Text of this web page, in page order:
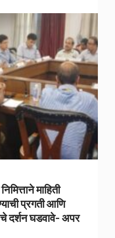
माहिती
प्रगती आणि
दर्शन घडवावे- अपर